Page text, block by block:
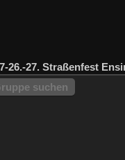
26.-27. Straßenfest
suchen